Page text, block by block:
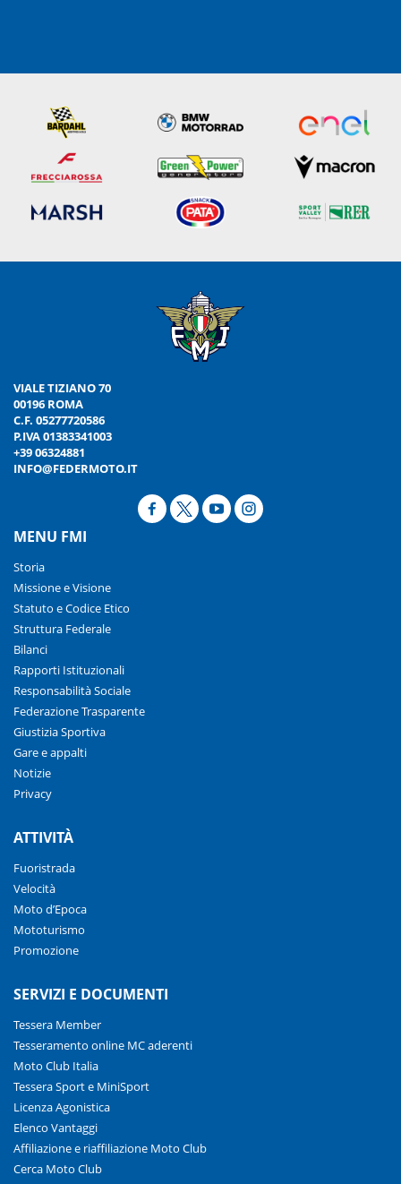
VIALE TIZIANO 70
00196 ROMA
C.F. 05277720586
P.IVA 01383341003
+39 06324881
INFO@FEDERMOTO.IT
MENU FMI
Storia
Missione e Visione
Statuto e Codice Etico
Struttura Federale
Bilanci
Rapporti Istituzionali
Responsabilità Sociale
Federazione Trasparente
Giustizia Sportiva
Gare e appalti
Notizie
Privacy
ATTIVITÀ
Fuoristrada
Velocità
Moto d’Epoca
Mototurismo
Promozione
SERVIZI E DOCUMENTI
Tessera Member
Tesseramento online MC aderenti
Moto Club Italia
Tessera Sport e MiniSport
Licenza Agonistica
Elenco Vantaggi
Affiliazione e riaffiliazione Moto Club
Cerca Moto Club